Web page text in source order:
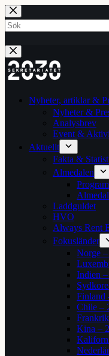
Hoppa
till
innehåll
Inga
resultat
Nyheter, artiklar &
Nyheter &
Analysbrev
Event &
Aktuellt
Fakta &
Almedalen
Laddguldet
HVO
Always Rent
Fokusländer
Norge
Indien
Finland
Chile –
Kina –